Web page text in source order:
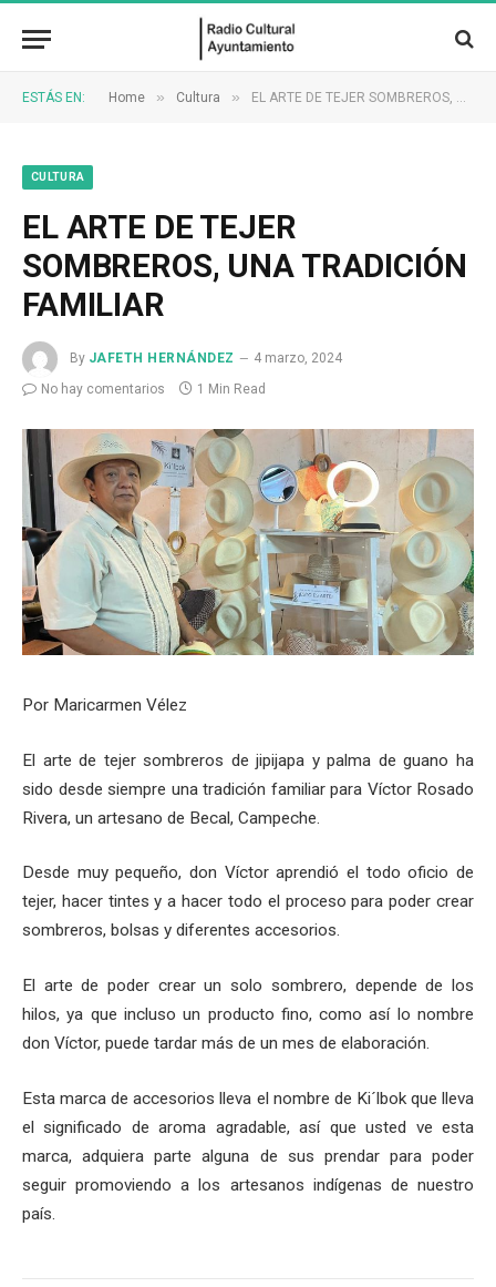
ESTÁS EN: Home » Cultura » EL ARTE DE TEJER SOMBREROS, UNA TRADICIÓN FAMILIAR
CULTURA
EL ARTE DE TEJER
SOMBREROS, UNA TRADICIÓN
FAMILIAR
By JAFETH HERNÁNDEZ
4 marzo, 2024
No hay comentarios
1 Min Read
Por Maricarmen Vélez
El arte de tejer sombreros de jipijapa y palma de guano ha
sido desde siempre una tradición familiar para Víctor Rosado
Rivera, un artesano de Becal, Campeche.
Desde muy pequeño, don Víctor aprendió el todo oficio de
tejer, hacer tintes y a hacer todo el proceso para poder crear
sombreros, bolsas y diferentes accesorios.
El arte de poder crear un solo sombrero, depende de los
hilos, ya que incluso un producto fino, como así lo nombre
don Víctor, puede tardar más de un mes de elaboración.
Esta marca de accesorios lleva el nombre de Ki´lbok que lleva
el significado de aroma agradable, así que usted ve esta
marca, adquiera parte alguna de sus prendar para poder
seguir promoviendo a los artesanos indígenas de nuestro
país.